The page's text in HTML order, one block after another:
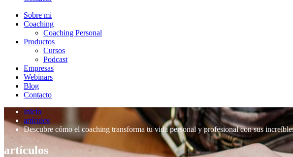
Sobre mi
Coaching
Coaching Personal
Productos
Cursos
Podcast
Empresas
Webinars
Blog
Contacto
Inicio
artículos
Descubre cómo el coaching transforma tu vida personal y profesional con sus
artículos